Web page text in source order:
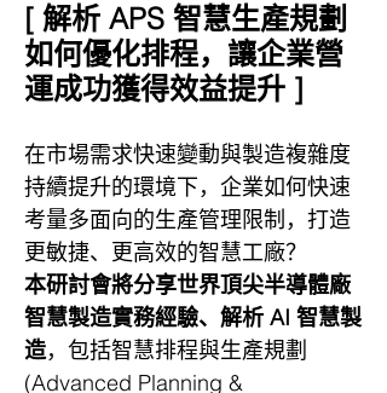
[ 解析 APS 智慧生產規劃
如何優化排程，讓企業營
運成功獲得效益提升 ]
在市場需求快速變動與製造複雜度
持續提升的環境下，企業如何快速
考量多面向的生產管理限制，打造
更敏捷、更高效的智慧工廠？
本研討會將分享世界頂尖半導體廠
智慧製造實務經驗、解析 AI 智慧製
造，包括智慧排程與生產規劃
(Advanced Planning &